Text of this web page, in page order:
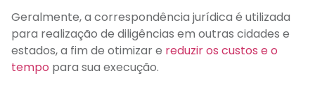
Geralmente, a correspondência jurídica é utilizada
para realização de diligências em outras cidades e
estados, a fim de otimizar e reduzir os custos e o
tempo para sua execução.